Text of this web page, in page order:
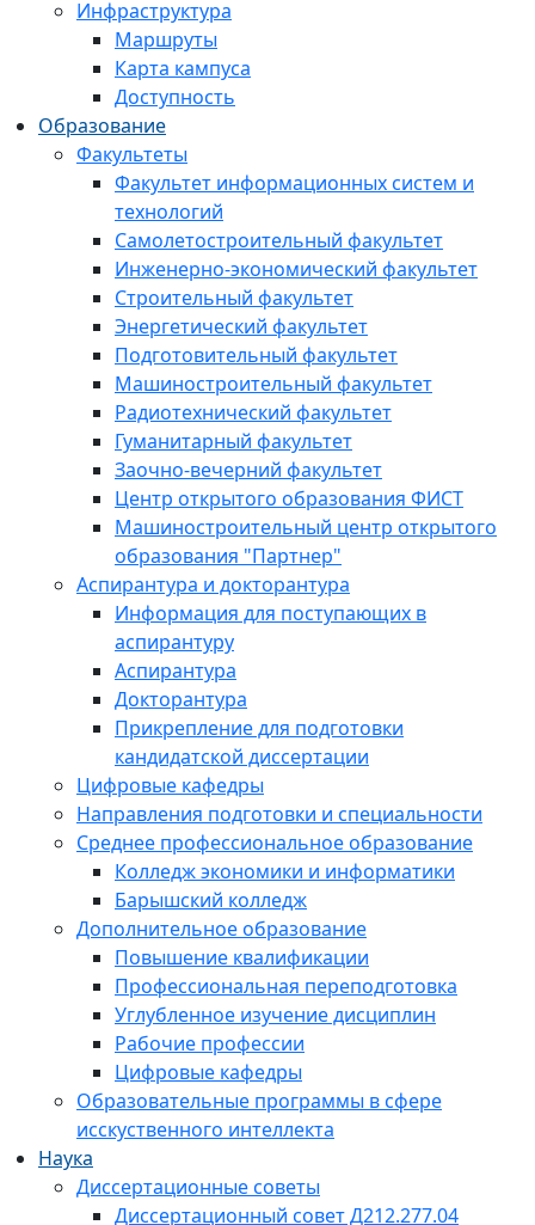
Инфраструктура
Маршруты
Карта кампуса
Доступность
Образование
Факультеты
Факультет информационных систем и
технологий
Самолетостроительный факультет
Инженерно-экономический факультет
Строительный факультет
Энергетический факультет
Подготовительный факультет
Машиностроительный факультет
Радиотехнический факультет
Гуманитарный факультет
Заочно-вечерний факультет
Центр открытого образования ФИСТ
Машиностроительный центр открытого
образования "Партнер"
Аспирантура и докторантура
Информация для поступающих в
аспирантуру
Аспирантура
Докторантура
Прикрепление для подготовки
кандидатской диссертации
Цифровые кафедры
Направления подготовки и специальности
Среднее профессиональное образование
Колледж экономики и информатики
Барышский колледж
Дополнительное образование
Повышение квалификации
Профессиональная переподготовка
Углубленное изучение дисциплин
Рабочие профессии
Цифровые кафедры
Образовательные программы в сфере
исскуственного интеллекта
Наука
Диссертационные советы
Диссертационный совет Д212.277.04